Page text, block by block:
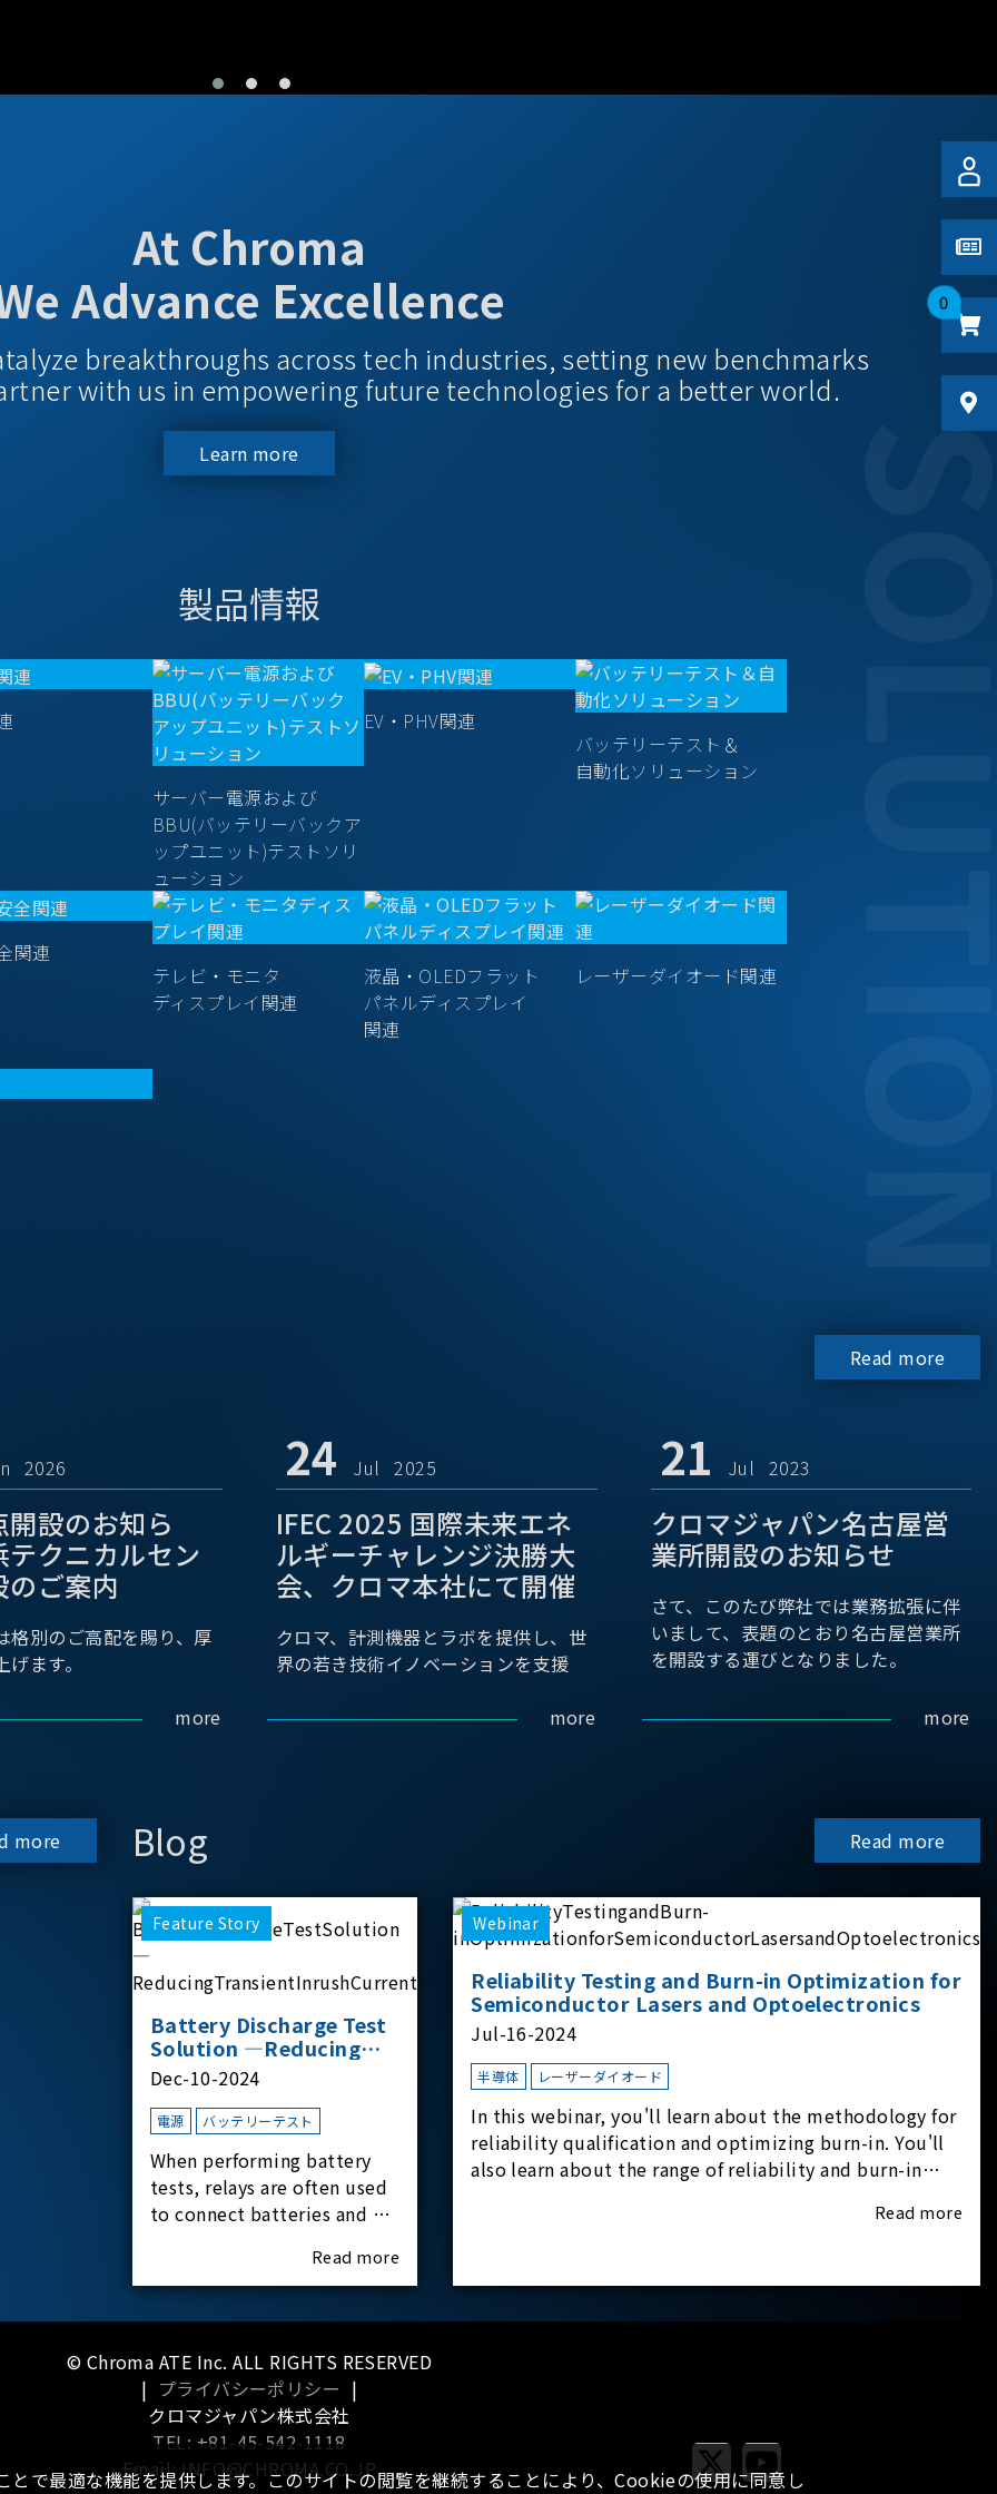
0
At Chroma
Advance Excellence
breakthroughs across tech industries, setting new benchmarks
with us in empowering future technologies for a better world.
Learn more
製品情報
サーバー電源および
BBU(バッテリーバックア
ップユニット)テストソリ
ューション
EV・PHV関連
バッテリーテスト＆
自動化ソリューション
関連
テレビ・モニタ
ディスプレイ関連
液晶・OLEDフラット
パネルディスプレイ
関連
レーザーダイオード関連
Read more
2026
設のお知ら
テクニカルセン
ご案内
別のご高配を賜り、厚
ます。
more
24 Jul 2025
IFEC 2025 国際未来エネ
ルギーチャレンジ決勝大
会、クロマ本社にて開催
クロマ、計測機器とラボを提供し、世
界の若き技術イノベーションを支援
more
21 Jul 2023
クロマジャパン名古屋営
業所開設のお知らせ
さて、このたび弊社では業務拡張に伴
いまして、表題のとおり名古屋営業所
を開設する運びとなりました。
more
more Blog Read more
Feature Story
Battery Discharge Test
Solution —Reducing
Transient Inrush
Current
Dec-10-2024
電源 バッテリーテスト
When performing battery
tests, relays are often used
to connect batteries and bi-
supplies. What happens the
moment the relay is
switched?The Chroma
experimental equipment
for this study.provides an
applicati
Read more
Webinar
Reliability Testing and Burn-in Optimization for
Semiconductor Lasers and Optoelectronics
Jul-16-2024
半導体 レーザーダイオード
In this webinar, you'll learn about the methodology for
reliability qualification and optimizing burn-in. You'll
also learn about the range of reliability and burn-in
Read more
© Chroma ATE Inc. ALL RIGHTS RESERVED
| プライバシーポリシー |
クロマジャパン株式会社
TEL: +81-45-542-1118
Email: INFO@CHROMA.CO.JP
で最適な機能を提供します。このサイトの閲覧を継続することにより、Cookieの使用に同意し